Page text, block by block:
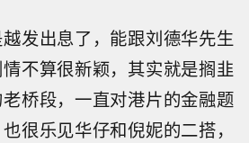
发出息了，能跟刘德华先生
不算很新颖，其实就是搁韭
桥段，一直对港片的金融题
很乐见华仔和倪妮的二搭，